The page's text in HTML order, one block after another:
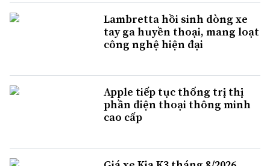
Lambretta hồi sinh dòng xe
tay ga huyền thoại, mang loạt
công nghệ hiện đại
Apple tiếp tục thống trị thị
phần điện thoại thông minh
cao cấp